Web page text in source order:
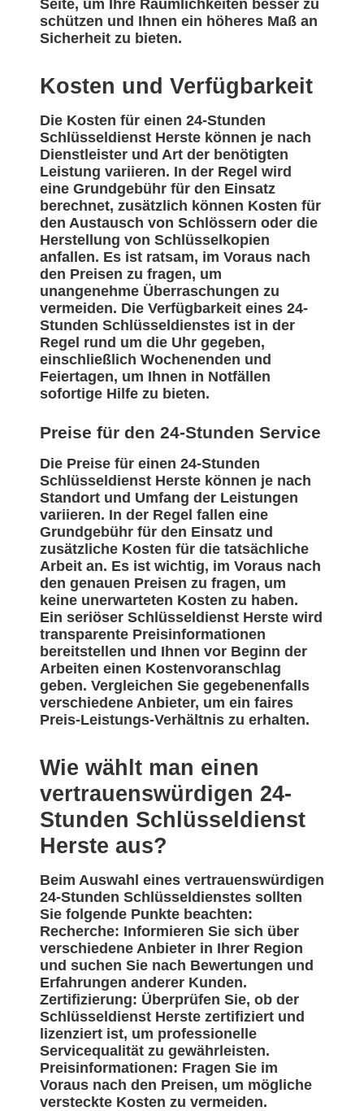
Seite, um Ihre Räumlichkeiten besser zu
schützen und Ihnen ein höheres Maß an
Sicherheit zu bieten.
Kosten und Verfügbarkeit
Die Kosten für einen 24-Stunden
Schlüsseldienst Herste können je nach
Dienstleister und Art der benötigten
Leistung variieren. In der Regel wird
eine Grundgebühr für den Einsatz
berechnet, zusätzlich können Kosten für
den Austausch von Schlössern oder die
Herstellung von Schlüsselkopien
anfallen. Es ist ratsam, im Voraus nach
den Preisen zu fragen, um
unangenehme Überraschungen zu
vermeiden. Die Verfügbarkeit eines 24-
Stunden Schlüsseldienstes ist in der
Regel rund um die Uhr gegeben,
einschließlich Wochenenden und
Feiertagen, um Ihnen in Notfällen
sofortige Hilfe zu bieten.
Preise für den 24-Stunden Service
Die Preise für einen 24-Stunden
Schlüsseldienst Herste können je nach
Standort und Umfang der Leistungen
variieren. In der Regel fallen eine
Grundgebühr für den Einsatz und
zusätzliche Kosten für die tatsächliche
Arbeit an. Es ist wichtig, im Voraus nach
den genauen Preisen zu fragen, um
keine unerwarteten Kosten zu haben.
Ein seriöser Schlüsseldienst Herste wird
transparente Preisinformationen
bereitstellen und Ihnen vor Beginn der
Arbeiten einen Kostenvoranschlag
geben. Vergleichen Sie gegebenenfalls
verschiedene Anbieter, um ein faires
Preis-Leistungs-Verhältnis zu erhalten.
Wie wählt man einen
vertrauenswürdigen 24-
Stunden Schlüsseldienst
Herste aus?
Beim Auswahl eines vertrauenswürdigen
24-Stunden Schlüsseldienstes sollten
Sie folgende Punkte beachten:
Recherche: Informieren Sie sich über
verschiedene Anbieter in Ihrer Region
und suchen Sie nach Bewertungen und
Erfahrungen anderer Kunden.
Zertifizierung: Überprüfen Sie, ob der
Schlüsseldienst Herste zertifiziert und
lizenziert ist, um professionelle
Servicequalität zu gewährleisten.
Preisinformationen: Fragen Sie im
Voraus nach den Preisen, um mögliche
versteckte Kosten zu vermeiden.